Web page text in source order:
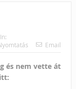
In:
Email
és nem vette át